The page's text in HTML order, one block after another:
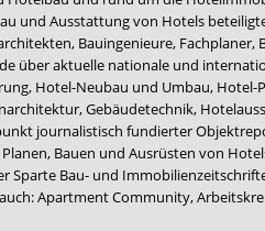
und Ausstattung von Hotels
Bauingenieure,
über aktuelle nationale und
Hotel-Neubau und Umbau, Hotel-
Gebäudetechnik,
journalistisch fundierter
Bauen und Ausrüsten von
Sparte Bau- und
Apartment Community,